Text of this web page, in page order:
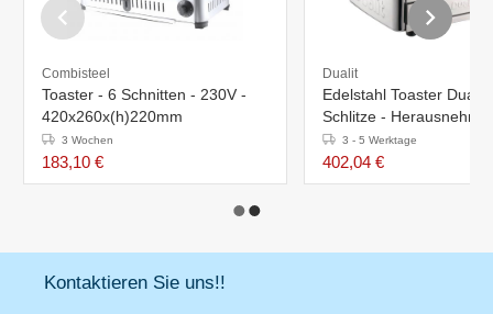
Combisteel
Toaster - 6 Schnitten - 230V -
420x260x(h)220mm
3 Wochen
183,10 €
Dualit
Edelstahl Toaster Dualit
Schlitze -
Krümmelschale
3 - 5 Werktage
402,04 €
Kontaktieren Sie uns!!